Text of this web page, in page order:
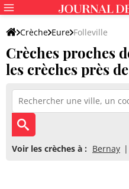
Crèche Eure Folleville
Crèches proches
les crèches près
Voir les crèches à : Bernay